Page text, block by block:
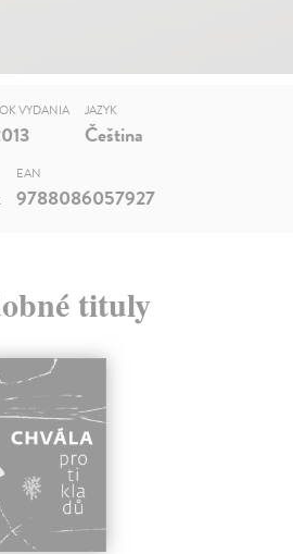
VYDANIA JAZYK
Čeština
EAN
9788086057927
tituly